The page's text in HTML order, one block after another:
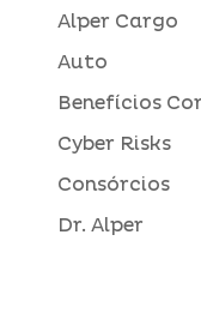
Alper Cargo
Auto
Benefícios
Cyber Risks
Consórcios
Dr. Alper